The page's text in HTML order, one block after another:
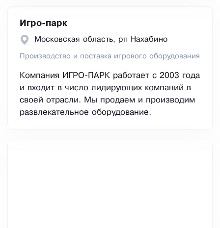
Игро-парк
Московская область, рп Нахабино
Производство и поставка игрового оборудования
Компания ИГРО-ПАРК работает с 2003 года
и входит в число лидирующих компаний в
своей отрасли. Мы продаем и производим
развлекательное оборудование.